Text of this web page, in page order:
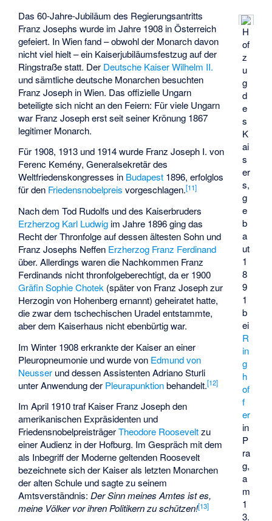
H
of
z
u
g
d
e
s
K
ai
s
er
s,
g
e
b
a
ut
1
8
9
1
b
ei
R
in
g
h
of
f
er
in
P
ra
g,
a
m
1
3.
Das 60-Jahre-Jubiläum des Regierungsantritts
Franz Josephs wurde im Jahre 1908 in Österreich
gefeiert. In Wien fand – obwohl der Monarch davon
nicht viel hielt – ein Kaiserjubiläumsfestzug auf der
Ringstraße statt. Der Deutsche Kaiser Wilhelm II.
und sämtliche deutsche Monarchen besuchten
Franz Joseph in Wien. Das offizielle Ungarn
beteiligte sich nicht an den Feiern: Für viele Ungarn
war Franz Joseph erst seit seiner Krönung 1867
legitimer Monarch.
Für 1908, 1913 und 1914 wurde Franz Joseph I. von
Ferenc Kemény, Generalsekretär des
Weltfriedenskongresses in Budapest 1896, erfolglos
für den Friedensnobelpreis vorgeschlagen.[11]
Nach dem Tod Rudolfs und des Kaiserbruders
Erzherzog Karl Ludwig im Jahre 1896 ging das
Recht der Thronfolge auf dessen ältesten Sohn und
Franz Josephs Neffen Erzherzog Franz Ferdinand
über. Allerdings waren die Nachkommen Franz
Ferdinands nicht thronfolgeberechtigt, da er 1900
Gräfin Sophie Chotek (später von Franz Joseph zur
Herzogin von Hohenberg ernannt) geheiratet hatte,
die zwar dem tschechischen Uradel entstammte,
aber dem Kaiserhaus nicht ebenbürtig war.
Im Winter 1908 erkrankte der Kaiser an einer
Pleuropneumonie und wurde von Edmund von
Neusser und dessen AssistentenAdriano Sturli
unter Anwendung der Pleurapunktionbehandelt.[12]
Im April 1910 traf Kaiser Franz Joseph den
amerikanischen Expräsidenten und
FriedensnobelpreisträgerTheodore Rooseveltzu
einer Audienz in der Hofburg. Im Gespräch mit dem
als Inbegriff der Moderne geltenden Roosevelt
bezeichnete sich der Kaiser als letzten Monarchen
der alten Schule und sagte zu seinem
Amtsverständnis:Der Sinn meines Amtes ist es,
meine Völker vor ihren Politikern zu schützen![13]